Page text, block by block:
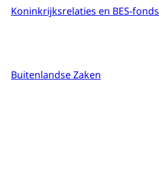
Koninkrijksrelaties en BES-fonds
Buitenlandse Zaken